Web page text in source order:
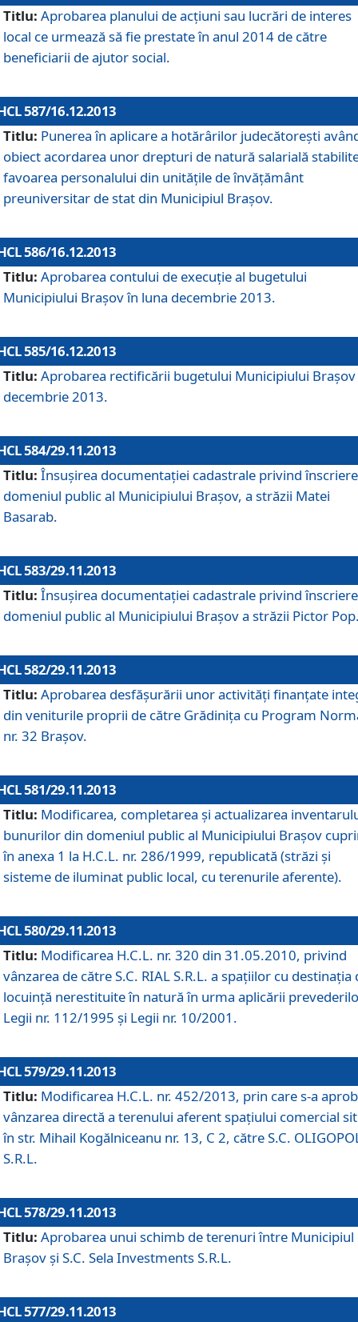
Titlu: Aprobarea planului de acţiuni sau lucrări de interes
local ce urmează să fie prestate în anul 2014 de către
beneficiarii de ajutor social.
587/16.12.2013
Titlu: Punerea în aplicare a hotărârilor judecătoreşti
obiect acordarea unor drepturi de natură salarială
favoarea personalului din unităţile de învăţământ
preuniversitar de stat din Municipiul Braşov.
586/16.12.2013
Titlu: Aprobarea contului de execuţie al bugetului
Municipiului Braşov în luna decembrie 2013.
585/16.12.2013
Titlu: Aprobarea rectificării bugetului Municipiului Braşov
decembrie 2013.
584/29.11.2013
Titlu: Însuşirea documentaţiei cadastrale privind
domeniul public al Municipiului Braşov, a străzii Matei
Basarab.
583/29.11.2013
Titlu: Însuşirea documentaţiei cadastrale privind
domeniul public al Municipiului Braşov a străzii Pictor
582/29.11.2013
Titlu: Aprobarea desfăşurării unor activităţi finanţate
din veniturile proprii de către Grădiniţa cu Program
nr. 32 Braşov.
581/29.11.2013
Titlu: Modificarea, completarea şi actualizarea
bunurilor din domeniul public al Municipiului Braşov
în anexa 1 la H.C.L. nr. 286/1999, republicată (străzi şi
sisteme de iluminat public local, cu terenurile aferente).
580/29.11.2013
Titlu: Modificarea H.C.L. nr. 320 din 31.05.2010, privind
vânzarea de către S.C. RIAL S.R.L. a spaţiilor cu destinaţia
locuinţă nerestituite în natură în urma aplicării
Legii nr. 112/1995 şi Legii nr. 10/2001.
579/29.11.2013
Titlu: Modificarea H.C.L. nr. 452/2013, prin care s-a
vânzarea directă a terenului aferent spaţiului comercial
în str. Mihail Kogălniceanu nr. 13, C 2, către S.C.
S.R.L.
578/29.11.2013
Titlu: Aprobarea unui schimb de terenuri între Municipiul
Braşov şi S.C. Sela Investments S.R.L.
577/29.11.2013